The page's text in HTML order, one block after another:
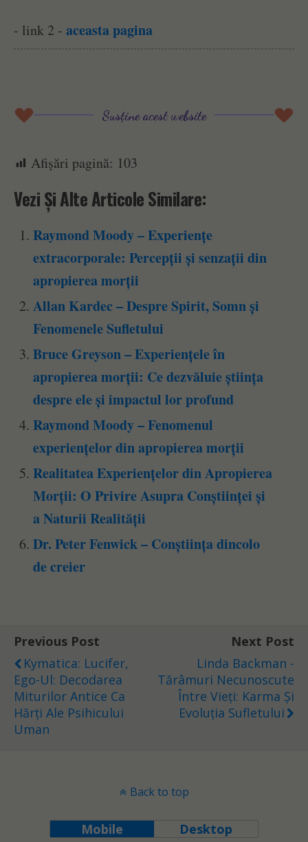
- link 2 - aceasta pagina
Susține acest website
Afișări pagină: 103
Vezi Și Alte Articole Similare:
Raymond Moody – Experiențe
extracorporale: Percepții și senzații din
apropierea morții
Allan Kardec – Despre Spirit, Somn și
Fenomenele Sufletului
Bruce Greyson – Experiențele în
apropierea morții: Ce dezvăluie știința
despre ele și impactul lor profund
Raymond Moody – Fenomenul
experiențelor din apropierea morții
Realitatea Experiențelor din Apropierea
Morții: O Privire Asupra Conștiinței și
a Naturii Realității
Dr. Peter Fenwick – Conștiința dincolo
de creier
Previous Post
Kymatica: Lucifer,
Ego-Ul: Decodarea
Miturilor Antice Ca
Hărți Ale Psihicului
Uman
Next Post
Linda Backman -
Tărâmuri Necunoscute
Între Vieți: Karma Și
Evoluția Sufletului
Back to top
Mobile Desktop